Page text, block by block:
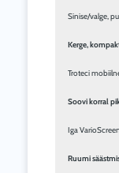
Sinise/valge,
Kerge,
Troteci
Soovi korral
Iga
Ruumi